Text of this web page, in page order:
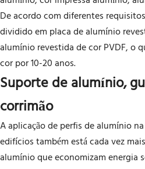
De acordo com diferentes
dividido em placa de alumínio
alumínio revestida de cor PVDF, o
cor por 10-20 anos.
Suporte de alumínio,
corrimão
A aplicação de perfis de alumínio
edifícios também está cada vez
alumínio que economizam energia